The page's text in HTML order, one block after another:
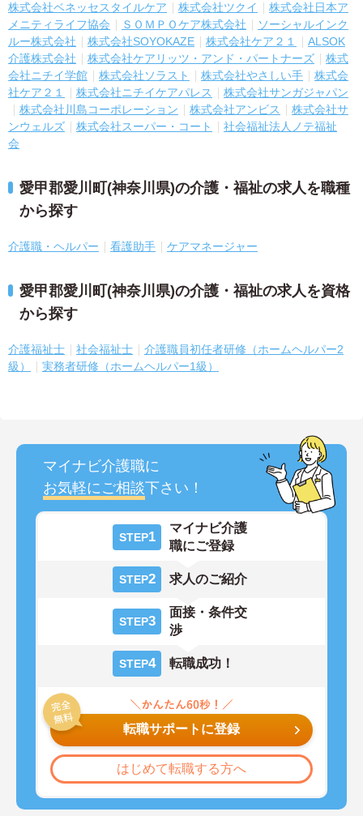
株式会社ベネッセスタイルケア 株式会社ツクイ
株式会社日本ア
メニティライフ協会
ＳＯＭＰＯケア株式会社
ソーシャルインク
ルー株式会社
株式会社SOYOKAZE 株式会社ケア２１
ALSOK
介護株式会社
株式会社ケアリッツ・アンド・パートナーズ
株式
会社ニチイ学館
株式会社ソラスト 株式会社やさしい手
株式会
社ケア２１
株式会社ニチイケアパレス
株式会社サンガジャパン
株式会社川島コーポレーション
株式会社アンビス
株式会社サ
ンウェルズ
株式会社スーパー・コート
社会福祉法人ノテ福祉
会
愛甲郡愛川町(神奈川県)の介護・福祉の求人を職種
から探す
介護職・ヘルパー 看護助手 ケアマネージャー
愛甲郡愛川町(神奈川県)の介護・福祉の求人を資格
から探す
介護福祉士 社会福祉士
介護職員初任者研修（ホームヘルパー2
級）
実務者研修（ホームヘルパー1級）
マイナビ介護職に
お気軽にご相談下さい！
STEP1
マイナビ介護
職にご登録
STEP2 求人のご紹介
STEP3
面接・条件交
渉
STEP4 転職成功！
転職サポートに登録
はじめて転職する方へ